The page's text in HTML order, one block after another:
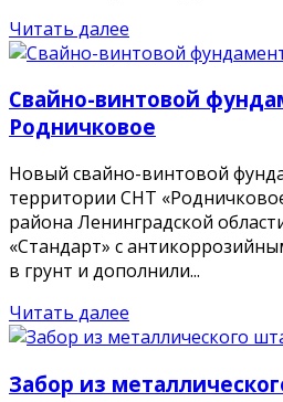
Читать далее
Свайно-винтовой
Родничковое
Новый свайно-винтовой
территории СНТ
района Ленинградской
«Стандарт» с
в грунт и дополнили...
Читать далее
Забор из